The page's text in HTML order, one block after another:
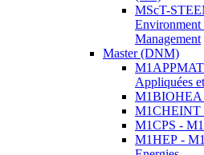
MScT-
Environment
Management
Master (DNM)
Appliquées
M1BIOHEA
M1CHEINT
M1CPS -
M1HEP -